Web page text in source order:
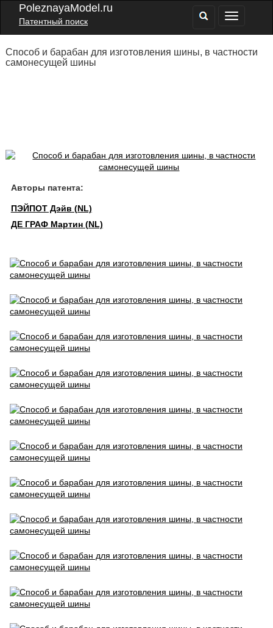
PoleznayaModel.ru
Патентный поиск
Способ и барабан для изготовления шины, в частности
самонесущей шины
Авторы патента:
ПЭЙПОТ Дэйв (NL)
ДЕ ГРАФ Мартин (NL)